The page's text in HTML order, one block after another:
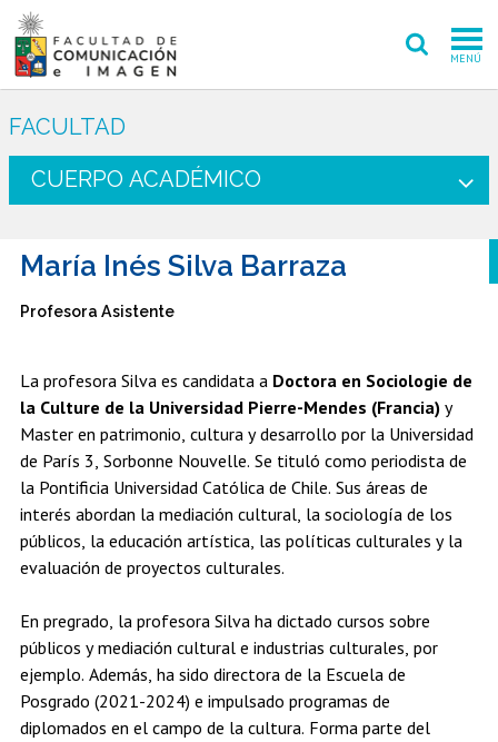
MENÚ
PREGRADO
INVESTIGACIÓN CREACIÓN
ADMISIÓN
PERIODISMO CINE Y TV
Estudiantes Académicos Egresados
FACULTAD
CUERPO ACADÉMICO
María Inés Silva Barraza
Profesora Asistente
La profesora Silva es candidata a Doctora en Sociologie de
la Culture de la Universidad Pierre-Mendes (Francia)y
Master en patrimonio, cultura y desarrollo por la Universidad
de París 3, Sorbonne Nouvelle. Se tituló como periodista de
la Pontificia Universidad Católica de Chile. Sus áreas de
interés abordan la mediación cultural, la sociología de los
públicos, la educación artística, las políticas culturales y la
evaluación de proyectos culturales.
En pregrado, la profesora Silva ha dictado cursos sobre
públicos y mediación cultural e industrias culturales, por
ejemplo. Además, ha sido directora de la Escuela de
Posgrado (2021-2024) e impulsado programas de
diplomados en el campo de la cultura. Forma parte del